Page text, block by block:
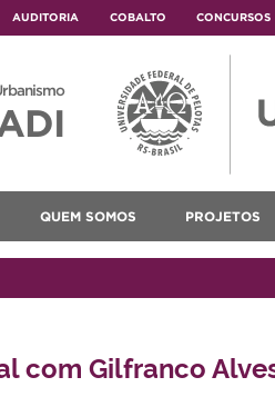
AUDITORIA COBALTO CONCURSOS
QUEM SOMOS PROJETOS
com Gilfranco